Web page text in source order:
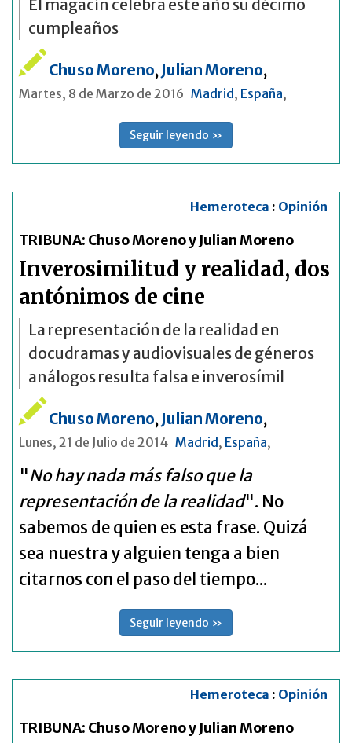
El magacín celebra este año su décimo
cumpleaños
Chuso Moreno, Julian Moreno,
Martes, 8 de Marzo de 2016 Madrid, España,
Seguir leyendo »
Hemeroteca : Opinión
TRIBUNA: Chuso Moreno y Julian Moreno
Inverosimilitud y realidad, dos
antónimos de cine
La representación de la realidad en
docudramas y audiovisuales de géneros
análogos resulta falsa e inverosímil
Chuso Moreno, Julian Moreno,
Lunes, 21 de Julio de 2014 Madrid, España,
"No hay nada más falso que la
representación de la realidad". No
sabemos de quien es esta frase. Quizá
sea nuestra y alguien tenga a bien
citarnos con el paso del tiempo...
Seguir leyendo »
Hemeroteca : Opinión
TRIBUNA: Chuso Moreno y Julian Moreno